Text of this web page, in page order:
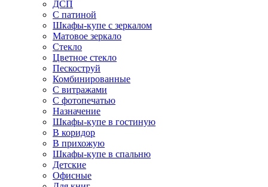
ДСП
С патиной
Шкафы-купе с зеркалом
Матовое зеркало
Стекло
Цветное стекло
Пескоструй
Комбинированные
С витражами
С фотопечатью
Назначение
Шкафы-купе в гостиную
В коридор
В прихожую
Шкафы-купе в спальню
Детские
Офисные